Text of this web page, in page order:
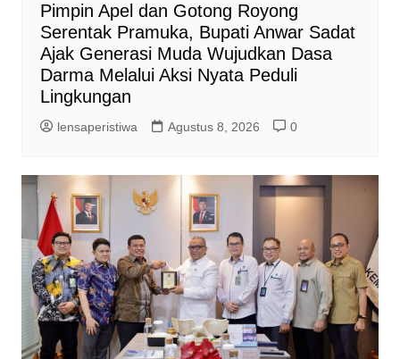
Pimpin Apel dan Gotong Royong
Serentak Pramuka, Bupati Anwar Sadat
Ajak Generasi Muda Wujudkan Dasa
Darma Melalui Aksi Nyata Peduli
Lingkungan
lensaperistiwa Agustus 8, 2026 0